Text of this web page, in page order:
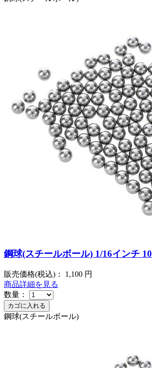
鋼球(スチールボール) 1/16インチ
販売価格(税込)： 1,100 円
商品詳細を見る
数量：
鋼球(スチールボール)